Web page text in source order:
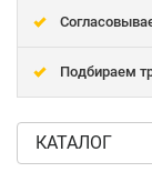
Подбираем
КАТАЛОГ